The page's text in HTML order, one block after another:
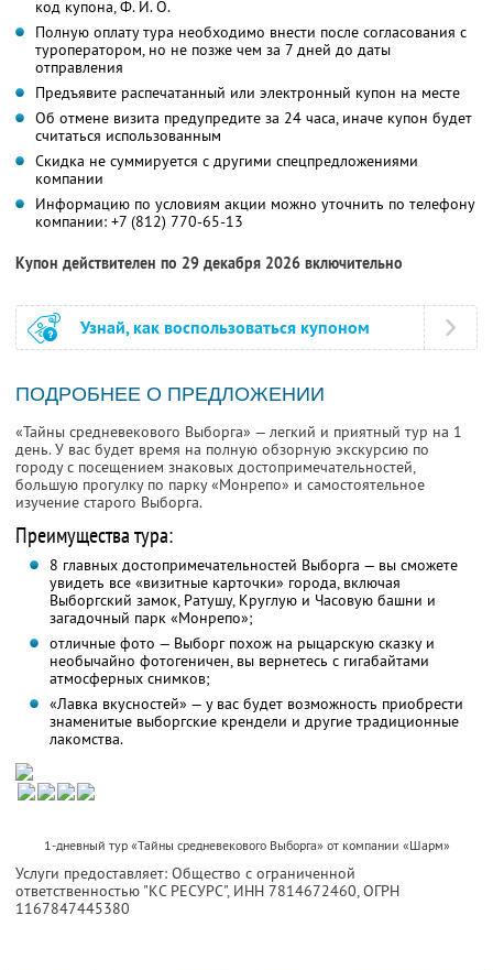
код купона,Ф. И. О.
Полную оплату тура необходимо внести после согласования с
туроператором, но не позже чем за 7 дней до даты
отправления
Предъявите распечатанный или электронный купон на месте
Об отмене визита предупредите за 24 часа, иначе купон будет
считаться использованным
Скидка не суммируется с другими спецпредложениями
компании
Информацию по условиям акции можно уточнить по телефону
компании: +7 (812) 770-65-13
Купон действителен по 29 декабря 2026 включительно
Узнай, как воспользоваться купоном
ПОДРОБНЕЕ О ПРЕДЛОЖЕНИИ
«Тайны средневекового Выборга» — легкий и приятный тур на 1
день. У вас будет время на полную обзорную экскурсию по
городу с посещением знаковых достопримечательностей,
большую прогулку по парку «Монрепо» и самостоятельное
изучение старого Выборга.
Преимущества тура:
8 главных достопримечательностей Выборга — вы сможете
увидеть все «визитные карточки» города, включая
Выборгский замок, Ратушу, Круглую и Часовую башни и
загадочный парк «Монрепо»;
отличные фото — Выборг похож на рыцарскую сказку и
необычайно фотогеничен, вы вернетесь с гигабайтами
атмосферных снимков;
«Лавка вкусностей» — у вас будет возможность приобрести
знаменитые выборгские крендели и другие традиционные
лакомства.
1-дневный тур «Тайны средневекового Выборга» от компании «Шарм»
Услуги предоставляет: Общество с ограниченной
ответственностью "КС РЕСУРС", ИНН 7814672460, ОГРН
1167847445380